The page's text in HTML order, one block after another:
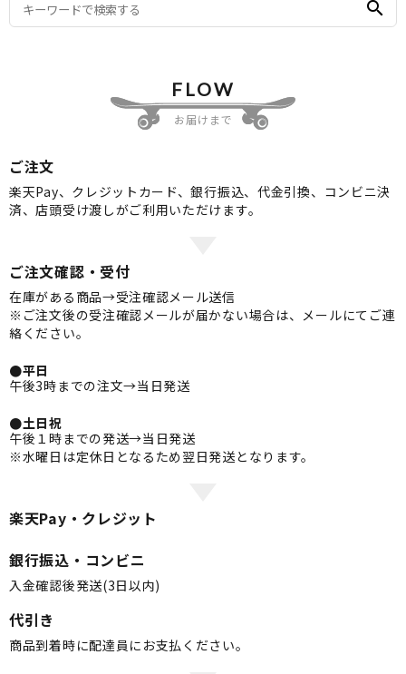
search
FLOW
お届けまで
ご注文
楽天Pay、クレジットカード、銀行振込、代金引換、コンビニ決
済、店頭受け渡しがご利用いただけます。
ご注文確認・受付
在庫がある商品→受注確認メール送信
※ご注文後の受注確認メールが届かない場合は、メールにてご連
絡ください。
●平日
午後3時までの注文→当日発送
●土日祝
午後１時までの発送→当日発送
※水曜日は定休日となるため翌日発送となります。
楽天Pay・クレジット
銀行振込・コンビニ
入金確認後発送(3日以内)
代引き
商品到着時に配達員にお支払ください。